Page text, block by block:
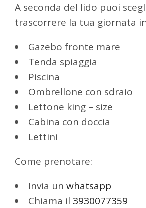
A seconda del lido puoi
trascorrere la tua giornata
Gazebo fronte mare
Tenda spiaggia
Piscina
Ombrellone con sdraio
Lettone king – size
Cabina con doccia
Lettini
Come prenotare:
Invia un whatsapp
Chiama il 3930077359